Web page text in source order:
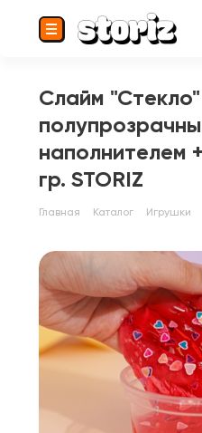
Слайм "Стекло"
наполнителем
гр. STORIZ
Главная Каталог Игрушки